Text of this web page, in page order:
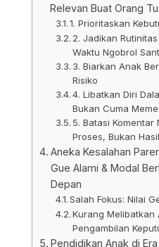
Relevan Buat Orang
1. Prioritaskan
2. Jadikan
Waktu Ngobrol
3. Biarkan Anak
Risiko
4. Libatkan Diri
Bukan Cuma
5. Batasi Komentar
Proses, Bukan Hasil
Aneka Kesalahan
Gue Alami & Modal
Depan
Salah Fokus: Nilai
Kurang Melibatkan
Pengambilan
Pendidikan Anak di